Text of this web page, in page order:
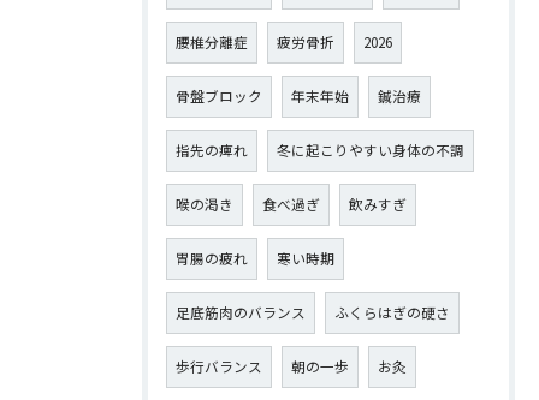
腰椎分離症 疲労骨折 2026
骨盤ブロック 年末年始 鍼治療
指先の痺れ 冬に起こりやすい身体の不調
喉の渇き 食べ過ぎ 飲みすぎ
胃腸の疲れ 寒い時期
足底筋肉のバランス ふくらはぎの硬さ
歩行バランス 朝の一歩 お灸